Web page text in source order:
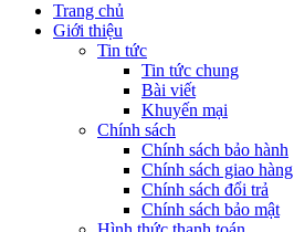
Trang chủ
Giới thiệu
Tin tức
Tin tức chung
Bài viết
Khuyến mại
Chính sách
Chính sách bảo hành
Chính sách giao hàng
Chính sách đổi trả
Chính sách bảo mật